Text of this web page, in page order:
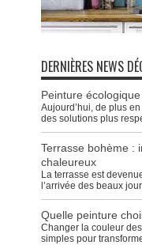
DERNIÈRES NEWS
Peinture
Aujourd’hui, de plus
des solutions plus
Terrasse bohème :
chaleureux
La terrasse est
l’arrivée des beaux
Quelle peinture
Changer la couleur
simples pour